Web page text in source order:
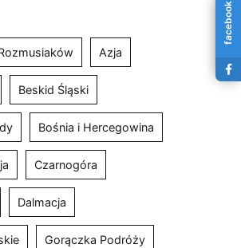
Azja
Beskid Śląski
Bośnia i Hercegowina
Czarnogóra
Dalmacja
Gorączka Podróży
facebook